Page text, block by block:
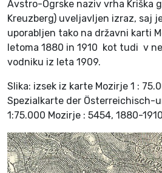
Avstro-Ogrske naziv vrha Kriška
Kreuzberg) uveljavljen izraz, saj
uporabljen tako na državni karti
letoma 1880 in 1910 kot tudi v
vodniku iz leta 1909.
Slika: izsek iz karte Mozirje 1 :
Spezialkarte der Österreichisch-
1:75.000 Mozirje : 5454, 1880-